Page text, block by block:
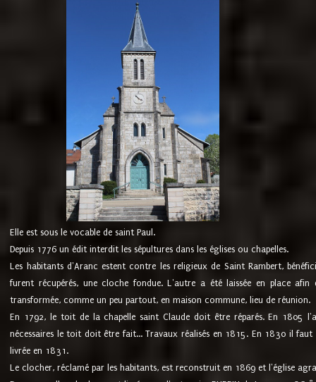
Elle est sous le vocable de saint Paul.
Depuis 1776 un édit interdit les sépultures dans les églises ou chapelles.
Les habitants d'Aranc estent contre les religieux de Saint Rambert,
furent récupérés, une cloche fondue. L'autre a été laissée en place
transformée, comme un peu partout, en maison commune, lieu de réunion.
En 1792, le toit de la chapelle saint Claude doit être réparés. En 1805
nécessaires le toit doit être fait... Travaux réalisés en 1815. En 1830 il
livrée en 1831.
Le clocher, réclamé par les habitants, est reconstruit en 1869 et l'église